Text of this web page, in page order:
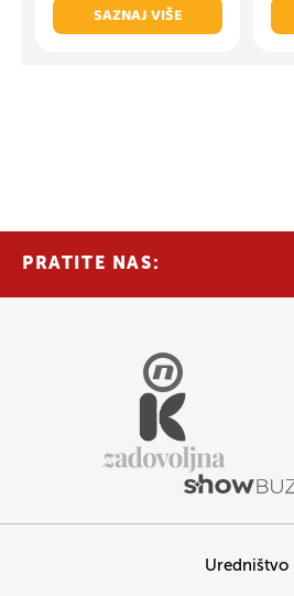
SAZNAJ VIŠE
PRATITE NAS:
Uredništvo